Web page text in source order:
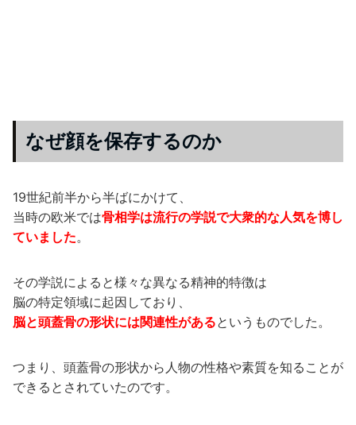
なぜ顔を保存するのか
19世紀前半から半ばにかけて、
当時の欧米では骨相学は流行の学説で大衆的な人気を博し
ていました。
その学説によると様々な異なる精神的特徴は
脳の特定領域に起因しており、
脳と頭蓋骨の形状には関連性があるというものでした。
つまり、頭蓋骨の形状から人物の性格や素質を知ることが
できるとされていたのです。